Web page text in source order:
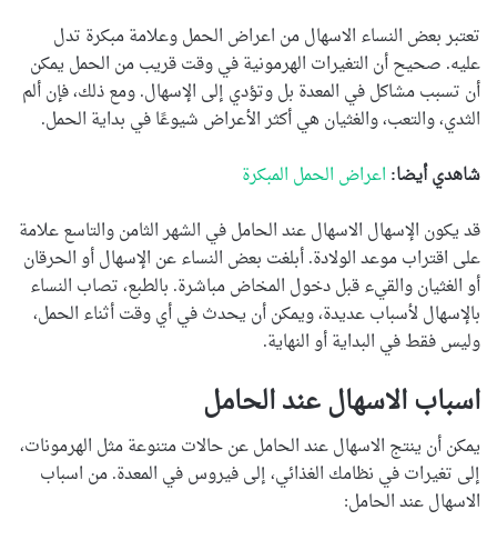
تعتبر بعض النساء الاسهال من اعراض الحمل وعلامة مبكرة تدل
عليه. صحيح أن التغيرات الهرمونية في وقت قريب من الحمل يمكن
أن تسبب مشاكل في المعدة بل وتؤدي إلى الإسهال. ومع ذلك، فإن ألم
الثدي، والتعب، والغثيان هي أكثر الأعراض شيوعًا في بداية الحمل.
شاهدي أيضا: اعراض الحمل المبكرة
قد يكون الإسهال الاسهال عند الحامل في الشهر الثامن والتاسع علامة
على اقتراب موعد الولادة. أبلغت بعض النساء عن الإسهال أو الحرقان
أو الغثيان والقيء قبل دخول المخاض مباشرة. بالطبع، تصاب النساء
بالإسهال لأسباب عديدة، ويمكن أن يحدث في أي وقت أثناء الحمل،
وليس فقط في البداية أو النهاية.
اسباب الاسهال عند الحامل
يمكن أن ينتج الاسهال عند الحامل عن حالات متنوعة مثل الهرمونات،
إلى تغيرات في نظامك الغذائي، إلى فيروس في المعدة. من اسباب
الاسهال عند الحامل: